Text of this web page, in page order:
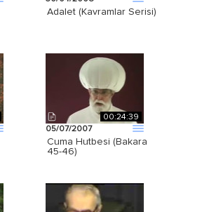
Adalet (Kavramlar Serisi)
00:24:39
05/07/2007
Cuma Hutbesi (Bakara
45-46)